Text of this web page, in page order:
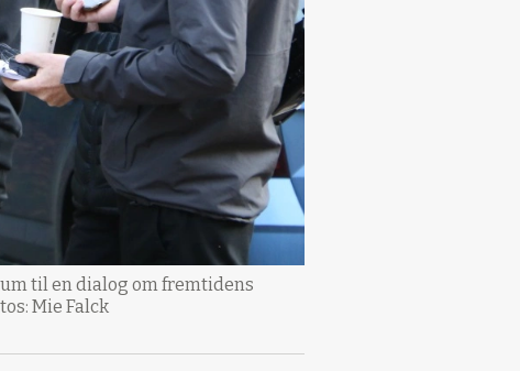
til en dialog om fremtidens
Mie Falck